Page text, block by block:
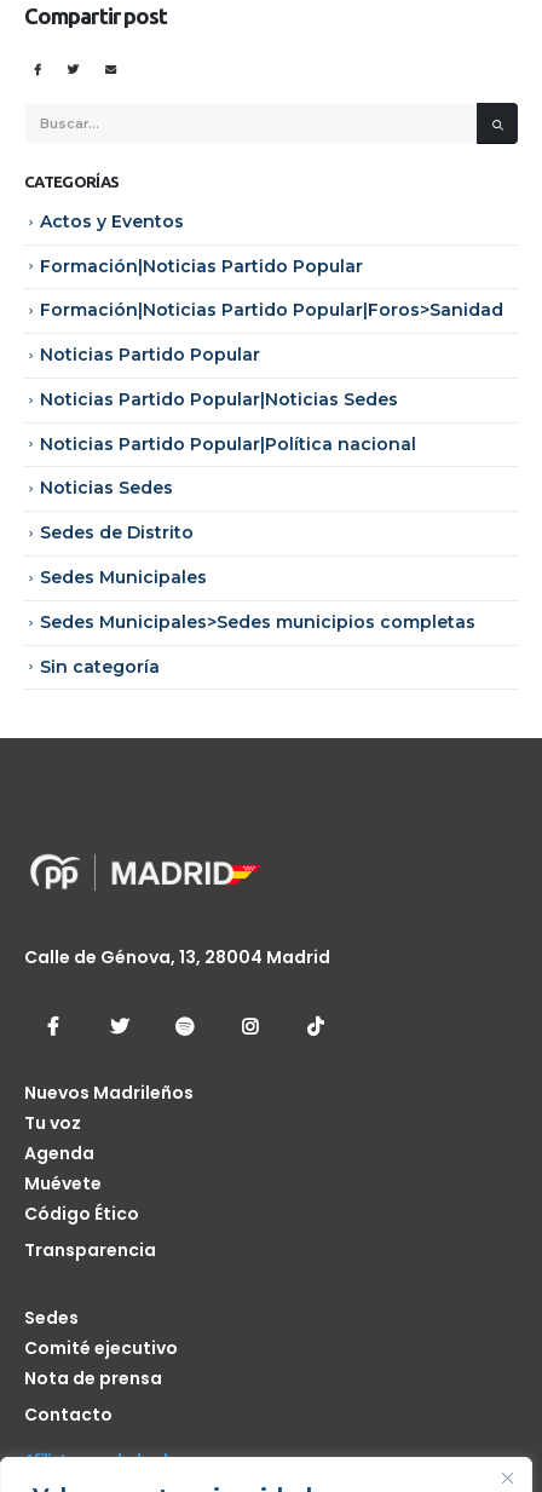
Compartir post
CATEGORÍAS
Actos y Eventos
Formación|Noticias Partido Popular
Formación|Noticias Partido Popular|Foros>Sanidad
Noticias Partido Popular
Noticias Partido Popular|Noticias Sedes
Noticias Partido Popular|Política nacional
Noticias Sedes
Sedes de Distrito
Sedes Municipales
Sedes Municipales>Sedes municipios completas
Sin categoría
Calle de Génova, 13, 28004 Madrid
Nuevos Madrileños
Tu voz
Agenda
Muévete
Código Ético
Transparencia
Sedes
Comité ejecutivo
Nota de prensa
Contacto
Afíliate seas de donde seas